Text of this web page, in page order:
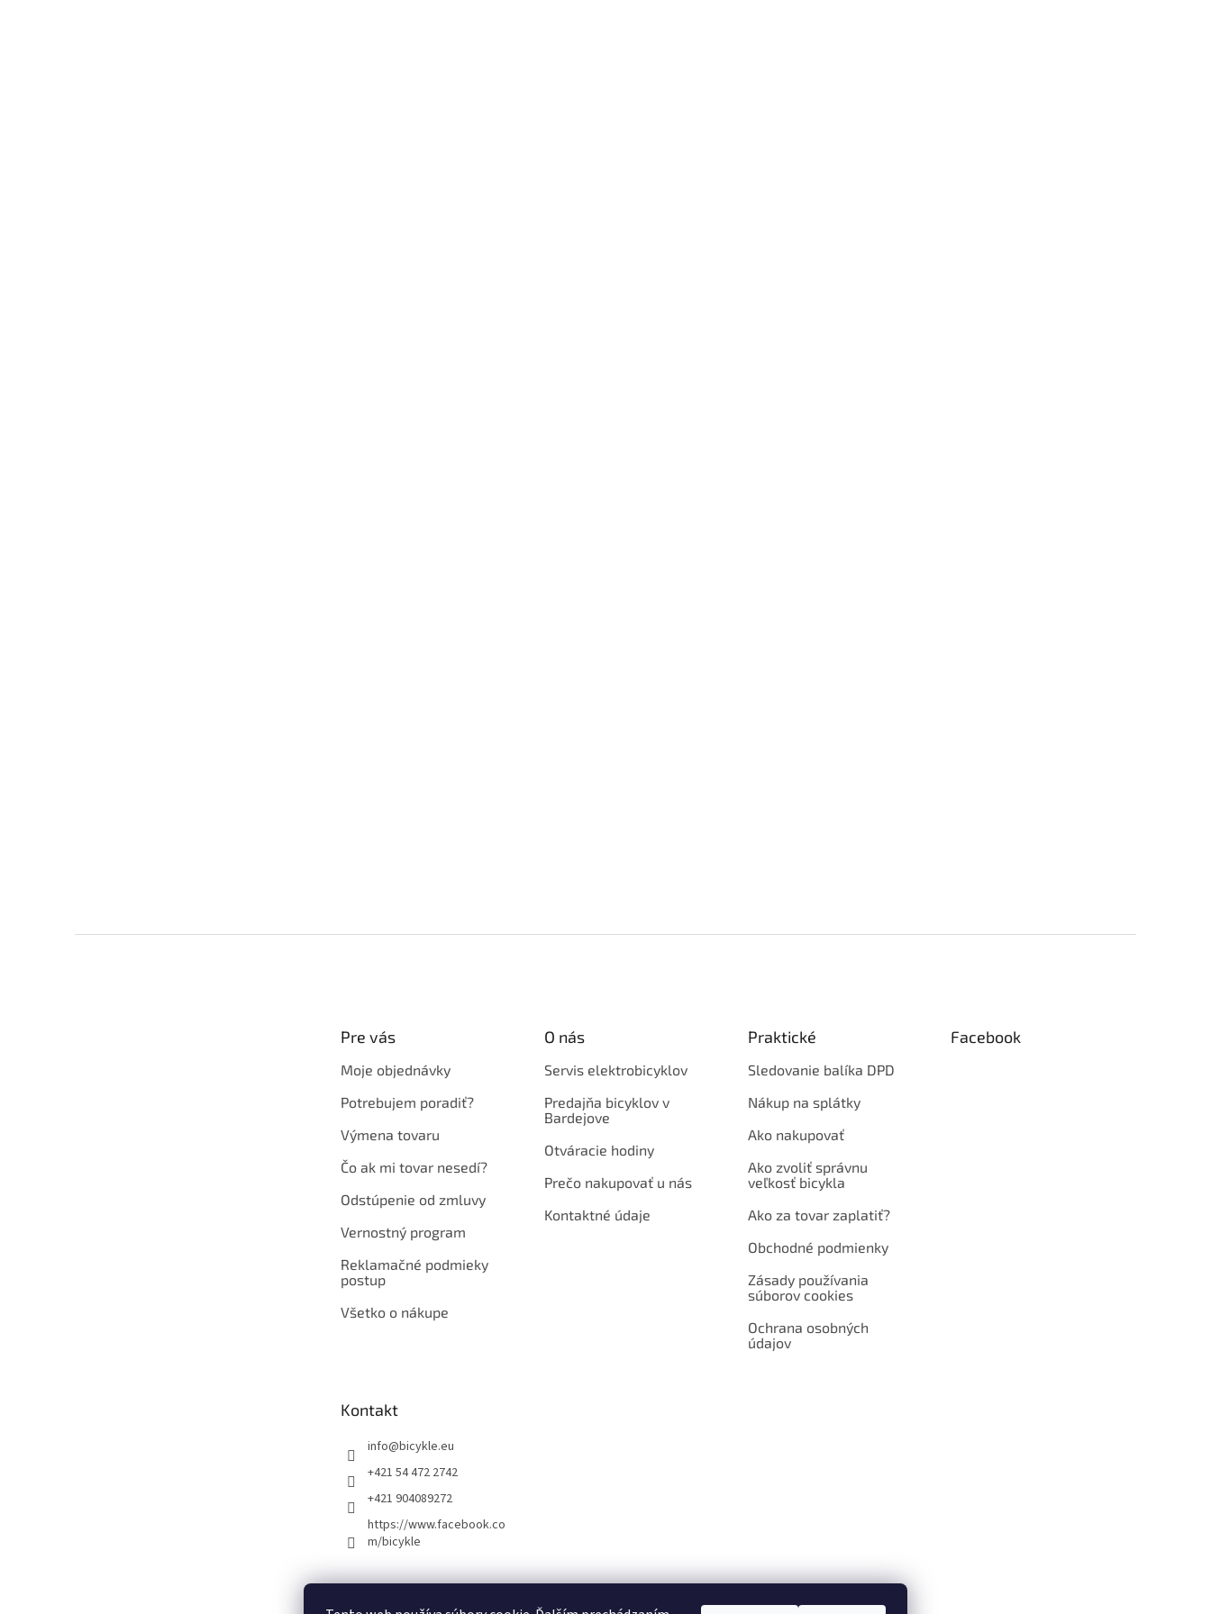
Pre vás
Moje objednávky
Potrebujem poradiť?
Výmena tovaru
Čo ak mi tovar nesedí?
Odstúpenie od zmluvy
Vernostný program
Reklamačné podmieky
postup
Všetko o nákupe
O nás
Servis elektrobicyklov
Predajňa bicyklov v
Bardejove
Otváracie hodiny
Prečo nakupovať u nás
Kontaktné údaje
Praktické
Sledovanie balíka DPD
Nákup na splátky
Ako nakupovať
Ako zvoliť správnu
veľkosť bicykla
Ako za tovar zaplatiť?
Obchodné podmienky
Zásady používania
súborov cookies
Ochrana osobných
údajov
Facebook
Kontakt
info@bicykle.eu
+421 54 472 2742
+421 904089272
https://www.facebook.co
m/bicykle